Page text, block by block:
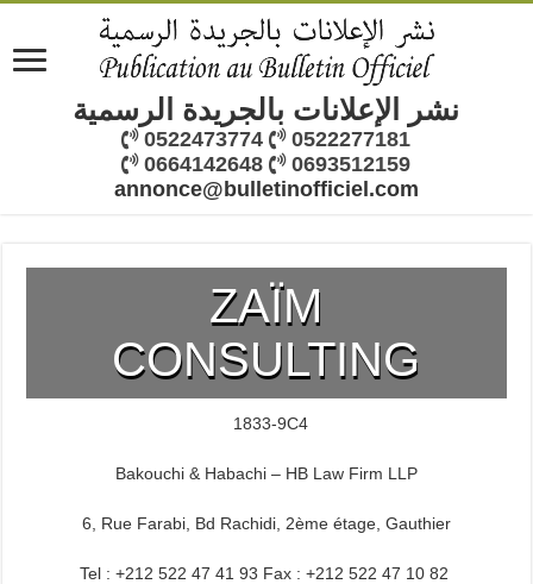
نشر الإعلانات بالجريدة الرسمية
0522473774
0522277181
0664142648
0693512159
annonce@bulletinofficiel.com
ZAÏM
CONSULTING
1833-9C4
Bakouchi & Habachi – HB Law Firm LLP
6, Rue Farabi, Bd Rachidi, 2ème étage, Gauthier
Tel : +212 522 47 41 93 Fax : +212 522 47 10 82